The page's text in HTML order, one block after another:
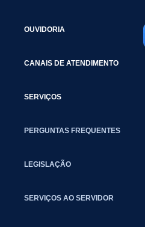
OUVIDORIA
CANAIS DE ATENDIMENTO
SERVIÇOS
PERGUNTAS FREQUENTES
LEGISLAÇÃO
SERVIÇOS AO SERVIDOR